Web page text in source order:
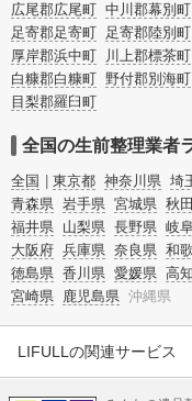
広尾郡広尾町 中川郡幕別町
足寄郡足寄町 足寄郡陸別町
厚岸郡浜中町
川上郡標茶町
白糠郡白糠町 野付郡別海町
目梨郡羅臼町
全国の生前整理業者
全国 東京都 神奈川県 埼
青森県 岩手県 宮城県 秋
福井県 山梨県 長野県 岐
大阪府 兵庫県 奈良県 和
徳島県 香川県 愛媛県 高
宮崎県 鹿児島県 沖縄県
LIFULLの関連サービス